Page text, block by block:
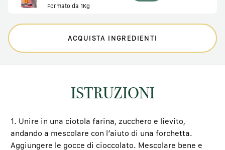
Formato da 1Kg
ACQUISTA INGREDIENTI
ISTRUZIONI
1. Unire in una ciotola farina, zucchero e lievito,
andando a mescolare con l’aiuto di una forchetta.
Aggiungere le gocce di cioccolato. Mescolare bene e